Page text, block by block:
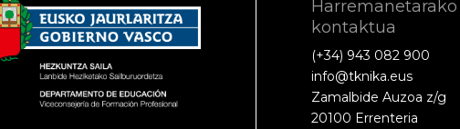
Harremanetarako
kontaktua
(+34) 943 082 900
info@tknika.eus
Zamalbide Auzoa z/g
20100 Errenteria